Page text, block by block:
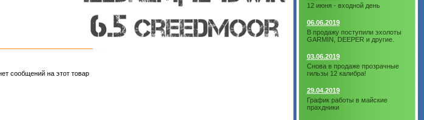
сообщений на этот товар
12 июня - входной день
06.06.2019
В продажу поступили эхолоты
GARMIN, DEEPER и другие.
03.06.2019
Снова в продаже прозрачные
гильзы 12 калибра!
29.04.2019
График работы в майские
прахдники